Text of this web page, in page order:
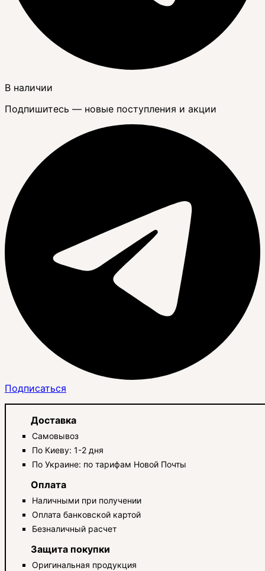
В наличии
Подпишитесь — новые поступления и акции
Подписаться
Доставка
Самовывоз
По Киеву: 1-2 дня
По Украине: по тарифам Новой Почты
Оплата
Наличными при получении
Оплата банковской картой
Безналичный расчет
Защита покупки
Оригинальная продукция